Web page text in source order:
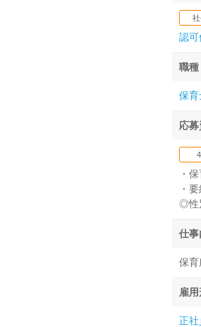
認可
職種
保育
応
・
・
◎性
仕事
保育
雇
正社